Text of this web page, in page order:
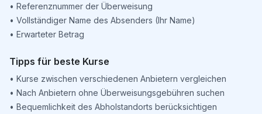
• Referenznummer der Überweisung
• Vollständiger Name des Absenders (Ihr Name)
• Erwarteter Betrag
Tipps für beste Kurse
• Kurse zwischen verschiedenen Anbietern vergleichen
• Nach Anbietern ohne Überweisungsgebühren suchen
• Bequemlichkeit des Abholstandorts berücksichtigen